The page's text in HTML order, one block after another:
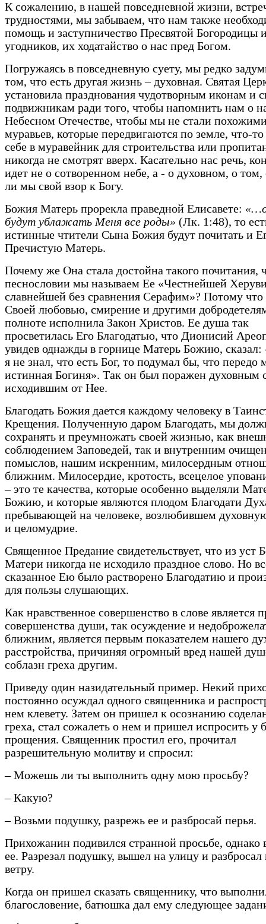
К сожалению, в нашей повседневной жизни,
трудностями, мы забываем, что нам также
помощь и заступничество Пресвятой Богородицы
угодников, их ходатайство о нас пред Богом.
Погружаясь в повседневную суету, мы редко
том, что есть другая жизнь – духовная. Святая
установила празднования чудотворным иконам и
подвижникам ради того, чтобы напомнить нам о
Небесном Отечестве, чтобы мы не стали
муравьев, которые передвигаются по земле, что-
себе в муравейник для строительства или
никогда не смотрят вверх. Касательно нас речь,
идет не о сотворенном небе, а - о духовном, о
ли мы свой взор к Богу.
Божия Матерь прорекла праведной Елисавете:
будут ублажать Меня все роды» (Лк. 1:48), то
истинные чтители Сына Божия будут почитать и
Пречистую Матерь.
Почему же Она стала достойна такого почитания,
песнословии мы называем Ее «Честнейшей
славнейшей без сравнения Серафим»? Потому
Своей любовью, смирение и другими
полноте исполнила Закон Христов. Ее душа так
просветилась Его Благодатью, что Дионисий
увидев однажды в горнице Матерь Божию,
я не знал, что есть Бог, то подумал бы, что передо
истинная Богиня». Так он был поражен духовным
исходившим от Нее.
Благодать Божия дается каждому человеку в
Крещения. Полученную даром Благодать, мы
сохранять и преумножать своей жизнью, как
соблюдением Заповедей, так и внутренним
помыслов, нашим искренним, милосердным
ближним. Милосердие, кротость, всецелое
– это те качества, которые особенно выделяли
Божию, и которые являются плодом Благодати
пребывающей на человеке, возлюбившем
и целомудрие.
Священное Предание свидетельствует, что из уст
Матери никогда не исходило праздное слово. Но
сказанное Ею было растворено Благодатию и
для пользы слушающих.
Как нравственное совершенство в слове является
совершенства души, так осуждение и
ближним, является первым показателем нашего
расстройства, причиняя огромный вред нашей
соблазн греха другим.
Приведу один назидательный пример. Некий
постоянно осуждал одного священника и
нем клевету. Затем он пришел к осознанию
греха, стал сожалеть о нем и пришел испросить у
прощения. Священник простил его, прочитал
разрешительную молитву и спросил:
– Можешь ли ты выполнить одну мою просьбу?
– Какую?
– Возьми подушку, разрежь ее и разбросай перья.
Прихожанин подивился странной просьбе, однако
ее. Разрезал подушку, вышел на улицу и разбросал
ветру.
Когда он пришел сказать священнику, что
благословение, батюшка дал ему следующее